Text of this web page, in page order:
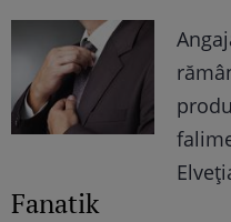
Fanatik